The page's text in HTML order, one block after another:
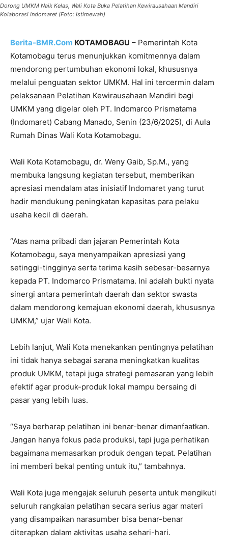
Dorong UMKM Naik Kelas, Wali Kota Buka Pelatihan Kewirausahaan Mandiri
Kolaborasi Indomaret (Foto: Istimewah)
Berita-BMR.Com KOTAMOBAGU – Pemerintah Kota
Kotamobagu terus menunjukkan komitmennya dalam
mendorong pertumbuhan ekonomi lokal, khususnya
melalui penguatan sektor UMKM. Hal ini tercermin dalam
pelaksanaan Pelatihan Kewirausahaan Mandiri bagi
UMKM yang digelar oleh PT. Indomarco Prismatama
(Indomaret) Cabang Manado, Senin (23/6/2025), di Aula
Rumah Dinas Wali Kota Kotamobagu.
Wali Kota Kotamobagu, dr. Weny Gaib, Sp.M., yang
membuka langsung kegiatan tersebut, memberikan
apresiasi mendalam atas inisiatif Indomaret yang turut
hadir mendukung peningkatan kapasitas para pelaku
usaha kecil di daerah.
“Atas nama pribadi dan jajaran Pemerintah Kota
Kotamobagu, saya menyampaikan apresiasi yang
setinggi-tingginya serta terima kasih sebesar-besarnya
kepada PT. Indomarco Prismatama. Ini adalah bukti nyata
sinergi antara pemerintah daerah dan sektor swasta
dalam mendorong kemajuan ekonomi daerah, khususnya
UMKM,” ujar Wali Kota.
Lebih lanjut, Wali Kota menekankan pentingnya pelatihan
ini tidak hanya sebagai sarana meningkatkan kualitas
produk UMKM, tetapi juga strategi pemasaran yang lebih
efektif agar produk-produk lokal mampu bersaing di
pasar yang lebih luas.
“Saya berharap pelatihan ini benar-benar dimanfaatkan.
Jangan hanya fokus pada produksi, tapi juga perhatikan
bagaimana memasarkan produk dengan tepat. Pelatihan
ini memberi bekal penting untuk itu,” tambahnya.
Wali Kota juga mengajak seluruh peserta untuk mengikuti
seluruh rangkaian pelatihan secara serius agar materi
yang disampaikan narasumber bisa benar-benar
diterapkan dalam aktivitas usaha sehari-hari.